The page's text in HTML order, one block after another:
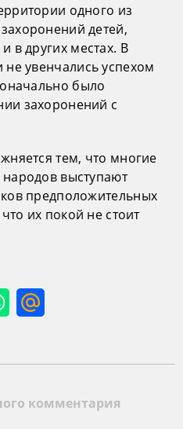
одного из
детей,
в других местах. В
не увенчались успехом
было
захоронений с
тем, что многие
выступают
предположительных
их покой не стоит
комментария